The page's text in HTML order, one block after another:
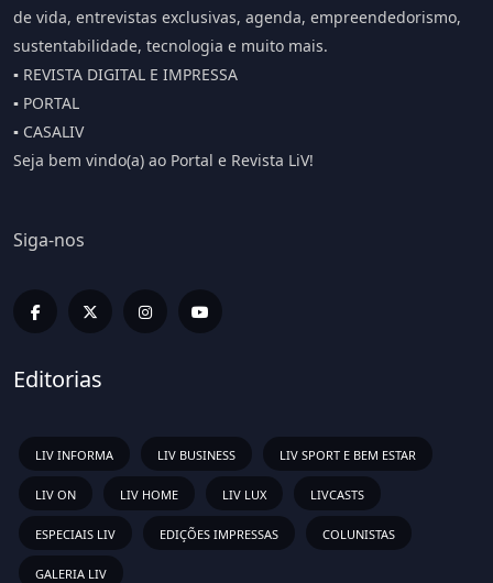
de vida, entrevistas exclusivas, agenda, empreendedorismo,
sustentabilidade, tecnologia e muito mais.
▪️ REVISTA DIGITAL E IMPRESSA
▪️ PORTAL
▪️ CASALIV
Seja bem vindo(a) ao Portal e Revista LiV!
Siga-nos
Editorias
LIV INFORMA LIV BUSINESS LIV SPORT E BEM ESTAR
LIV ON LIV HOME LIV LUX LIVCASTS
ESPECIAIS LIV EDIÇÕES IMPRESSAS COLUNISTAS
GALERIA LIV